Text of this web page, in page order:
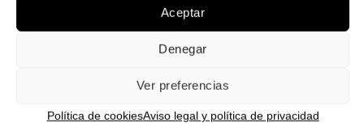
Aceptar
Denegar
Ver preferencias
Política de cookiesAviso legal y política de privacidad
El catálogo de las principales marcas de gafas de